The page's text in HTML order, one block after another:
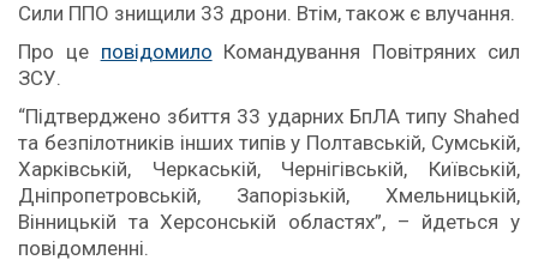
Сили ППО знищили 33 дрони. Втім, також є влучання.
Про це повідомило Командування Повітряних сил
ЗСУ.
“Підтверджено збиття 33 ударних БпЛА типу Shahed
та безпілотників інших типів у Полтавській, Сумській,
Харківській, Черкаській, Чернігівській, Київській,
Дніпропетровській, Запорізькій, Хмельницькій,
Вінницькій та Херсонській областях”, – йдеться у
повідомленні.